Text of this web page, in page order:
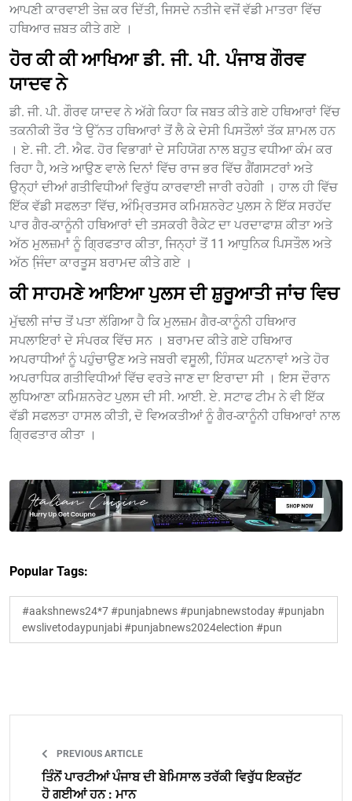
ਆਪਣੀ ਕਾਰਵਾਈ ਤੇਜ਼ ਕਰ ਦਿੱਤੀ, ਜਿਸਦੇ ਨਤੀਜੇ ਵਜੋਂ ਵੱਡੀ ਮਾਤਰਾ ਵਿੱਚ
ਹਥਿਆਰ ਜ਼ਬਤ ਕੀਤੇ ਗਏ ।
ਹੋਰ ਕੀ ਕੀ ਆਖਿਆ ਡੀ. ਜੀ. ਪੀ. ਪੰਜਾਬ ਗੌਰਵ
ਯਾਦਵ ਨੇ
ਡੀ. ਜੀ. ਪੀ. ਗੌਰਵ ਯਾਦਵ ਨੇ ਅੱਗੇ ਕਿਹਾ ਕਿ ਜਬਤ ਕੀਤੇ ਗਏ ਹਥਿਆਰਾਂ ਵਿੱਚ
ਤਕਨੀਕੀ ਤੌਰ ‘ਤੇ ਉੱਨਤ ਹਥਿਆਰਾਂ ਤੋਂ ਲੈ ਕੇ ਦੇਸੀ ਪਿਸਤੌਲਾਂ ਤੱਕ ਸ਼ਾਮਲ ਹਨ
। ਏ. ਜੀ. ਟੀ. ਐਫ. ਹੋਰ ਵਿਭਾਗਾਂ ਦੇ ਸਹਿਯੋਗ ਨਾਲ ਬਹੁਤ ਵਧੀਆ ਕੰਮ ਕਰ
ਰਿਹਾ ਹੈ, ਅਤੇ ਆਉਣ ਵਾਲੇ ਦਿਨਾਂ ਵਿੱਚ ਰਾਜ ਭਰ ਵਿੱਚ ਗੈਂਗਸਟਰਾਂ ਅਤੇ
ਉਨ੍ਹਾਂ ਦੀਆਂ ਗਤੀਵਿਧੀਆਂ ਵਿਰੁੱਧ ਕਾਰਵਾਈ ਜਾਰੀ ਰਹੇਗੀ । ਹਾਲ ਹੀ ਵਿੱਚ
ਇੱਕ ਵੱਡੀ ਸਫਲਤਾ ਵਿੱਚ, ਅੰਮ੍ਰਿਤਸਰ ਕਮਿਸ਼ਨਰੇਟ ਪੁਲਸ ਨੇ ਇੱਕ ਸਰਹੱਦ
ਪਾਰ ਗੈਰ-ਕਾਨੂੰਨੀ ਹਥਿਆਰਾਂ ਦੀ ਤਸਕਰੀ ਰੈਕੇਟ ਦਾ ਪਰਦਾਫਾਸ਼ ਕੀਤਾ ਅਤੇ
ਅੱਠ ਮੁਲਜ਼ਮਾਂ ਨੂੰ ਗ੍ਰਿਫਤਾਰ ਕੀਤਾ, ਜਿਨ੍ਹਾਂ ਤੋਂ 11 ਆਧੁਨਿਕ ਪਿਸਤੌਲ ਅਤੇ
ਅੱਠ ਜਿ਼ੰਦਾ ਕਾਰਤੂਸ ਬਰਾਮਦ ਕੀਤੇ ਗਏ ।
ਕੀ ਸਾਹਮਣੇ ਆਇਆ ਪੁਲਸ ਦੀ ਸ਼ੁਰੂਆਤੀ ਜਾਂਚ ਵਿਚ
ਮੁੱਢਲੀ ਜਾਂਚ ਤੋਂ ਪਤਾ ਲੱਗਿਆ ਹੈ ਕਿ ਮੁਲਜ਼ਮ ਗੈਰ-ਕਾਨੂੰਨੀ ਹਥਿਆਰ
ਸਪਲਾਇਰਾਂ ਦੇ ਸੰਪਰਕ ਵਿੱਚ ਸਨ । ਬਰਾਮਦ ਕੀਤੇ ਗਏ ਹਥਿਆਰ
ਅਪਰਾਧੀਆਂ ਨੂੰ ਪਹੁੰਚਾਉਣ ਅਤੇ ਜਬਰੀ ਵਸੂਲੀ, ਹਿੰਸਕ ਘਟਨਾਵਾਂ ਅਤੇ ਹੋਰ
ਅਪਰਾਧਿਕ ਗਤੀਵਿਧੀਆਂ ਵਿੱਚ ਵਰਤੇ ਜਾਣ ਦਾ ਇਰਾਦਾ ਸੀ । ਇਸ ਦੌਰਾਨ
ਲੁਧਿਆਣਾ ਕਮਿਸ਼ਨਰੇਟ ਪੁਲਸ ਦੀ ਸੀ. ਆਈ. ਏ. ਸਟਾਫ ਟੀਮ ਨੇ ਵੀ ਇੱਕ
ਵੱਡੀ ਸਫਲਤਾ ਹਾਸਲ ਕੀਤੀ, ਦੋ ਵਿਅਕਤੀਆਂ ਨੂੰ ਗੈਰ-ਕਾਨੂੰਨੀ ਹਥਿਆਰਾਂ ਨਾਲ
ਗ੍ਰਿਫਤਾਰ ਕੀਤਾ ।
Popular Tags:
#aakshnews24*7 #punjabnews #punjabnewstoday #punjabn
ewslivetodaypunjabi #punjabnews2024election #pun
PREVIOUS ARTICLE
ਤਿੰਨੋਂ ਪਾਰਟੀਆਂ ਪੰਜਾਬ ਦੀ ਬੇਮਿਸਾਲ ਤਰੱਕੀ ਵਿਰੁੱਧ ਇਕਜੁੱਟ
ਹੋ ਗਈਆਂ ਹਨ : ਮਾਨ